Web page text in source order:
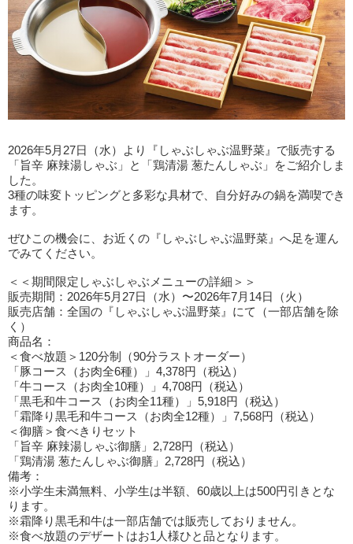
2026年5月27日（水）より『しゃぶしゃぶ温野菜』で販売する
「旨辛 麻辣湯しゃぶ」と「鶏清湯 葱たんしゃぶ」をご紹介しま
した。
3種の味変トッピングと多彩な具材で、自分好みの鍋を満喫でき
ます。
ぜひこの機会に、お近くの『しゃぶしゃぶ温野菜』へ足を運ん
でみてください。
＜＜期間限定しゃぶしゃぶメニューの詳細＞＞
販売期間：2026年5月27日（水）〜2026年7月14日（火）
販売店舗：全国の『しゃぶしゃぶ温野菜』にて（一部店舗を除
く）
商品名：
＜食べ放題＞120分制（90分ラストオーダー）
「豚コース（お肉全6種）」4,378円（税込）
「牛コース（お肉全10種）」4,708円（税込）
「黒毛和牛コース（お肉全11種）」5,918円（税込）
「霜降り黒毛和牛コース（お肉全12種）」7,568円（税込）
＜御膳＞食べきりセット
「旨辛 麻辣湯しゃぶ御膳」2,728円（税込）
「鶏清湯 葱たんしゃぶ御膳」2,728円（税込）
備考：
※小学生未満無料、小学生は半額、60歳以上は500円引きとな
ります。
※霜降り黒毛和牛は一部店舗では販売しておりません。
※食べ放題のデザートはお1人様ひと品となります。